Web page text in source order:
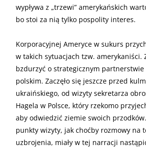
wypływa z „trzewi” amerykańskich
bo stoi za nią tylko pospolity interes.
Korporacyjnej Ameryce w sukurs
w takich sytuacjach tzw. amerykaniści.
bzdurzyć o strategicznym partnerstwie
polskim. Zaczęło się jeszcze przed
ukraińskiego, od wizyty sekretarza
Hagela w Polsce, który rzekomo
aby odwiedzić ziemie swoich
punkty wizyty, jak choćby rozmowy na
uzbrojenia, miały w tej narracji